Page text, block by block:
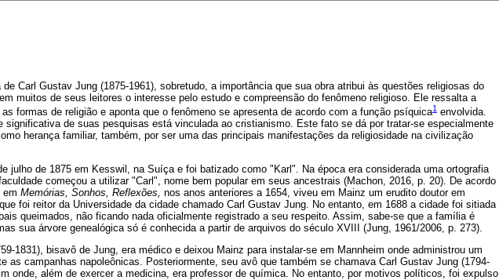
Carl Gustav Jung (1875-1961), sobretudo, a importância que sua obra atribui às questões religiosas do
muitos de seus leitores o interesse pelo estudo e compreensão do fenômeno religioso. Ele ressalta a
formas de religião e aponta que o fenômeno se apresenta de acordo com a função psíquica1 envolvida.
significativa de suas pesquisas está vinculada ao cristianismo. Este fato se dá por tratar-se especialmente
herança familiar, também, por ser uma das principais manifestações da religiosidade na civilização
julho de 1875 em Kesswil, na Suíça e foi batizado como "Karl". Na época era considerada uma ortografia
começou a utilizar "Carl", nome bem popular em seus ancestrais (Machon, 2016, p. 20). De acordo
em Memórias, Sonhos, Reflexões, nos anos anteriores a 1654, viveu em Mainz um erudito doutor em
foi reitor da Universidade da cidade chamado Carl Gustav Jung. No entanto, em 1688 a cidade foi sitiada
queimados, não ficando nada oficialmente registrado a seu respeito. Assim, sabe-se que a família é
sua árvore genealógica só é conhecida a partir de arquivos do século XVIII (Jung, 1961/2006, p. 273).
1831), bisavô de Jung, era médico e deixou Mainz para instalar-se em Mannheim onde administrou um
as campanhas napoleônicas. Posteriormente, seu avô que também se chamava Carl Gustav Jung (1794-
onde, além de exercer a medicina, era professor de química. No entanto, por motivos políticos, foi expulso